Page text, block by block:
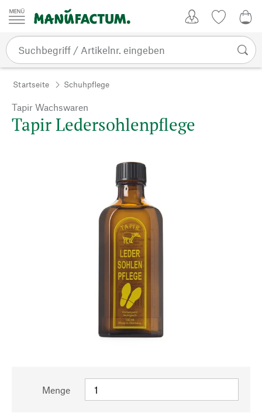
Zum Inhalt springen
Startseite Schuhpflege
Tapir Wachswaren
Tapir Ledersohlenpflege
Menge